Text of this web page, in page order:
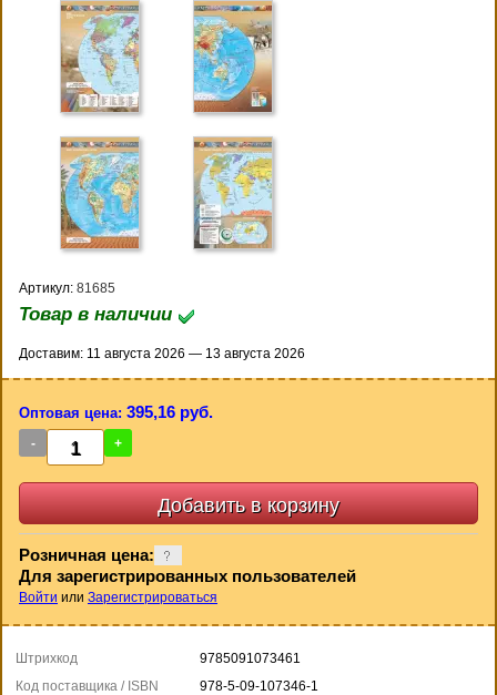
Артикул: 81685
Товар в наличии
Доставим: 11 августа 2026 — 13 августа 2026
Оптовая цена: 395,16 руб.
- +
Розничная цена:
Для зарегистрированных пользователей
Войти или Зарегистрироваться
Штрихкод
9785091073461
Код поставщика / ISBN
978-5-09-107346-1